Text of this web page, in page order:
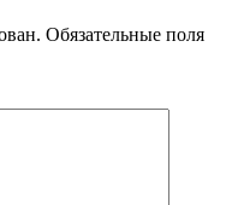
Обязательные поля